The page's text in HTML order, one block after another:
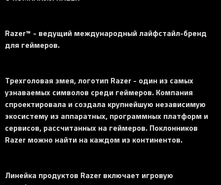
Razer™ - ведущий международный лайфстайл-бренд
для геймеров.
Трехголовая змея, логотип Razer - один из самых
узнаваемых символов среди геймеров. Компания
спроектировала и создала крупнейшую независимую
экосистему из аппаратных, программных платформ и
сервисов, рассчитанных на геймеров. Поклонников
Razer можно найти на каждом из континентов.
Линейка продуктов Razer включает игровую